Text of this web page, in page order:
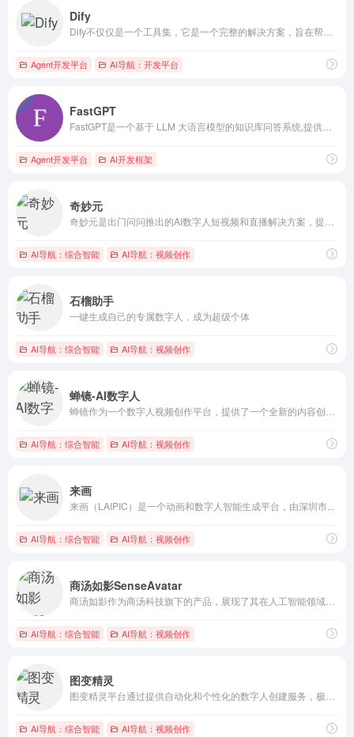
Dify
Agent开发平台 AI导航：开发平台
FastGPT
Agent开发平台 AI开发框架
奇妙元
AI导航：综合智能 AI导航：视频创作
石榴助手
一键生成自己的专属数字人，成为超级个体
AI导航：综合智能 AI导航：视频创作
蝉镜-AI数字人
AI导航：综合智能 AI导航：视频创作
来画
来画（LAIPIC）是一个动画和数字人智能生成平台，由深圳市...
AI导航：综合智能 AI导航：视频创作
商汤如影SenseAvatar
AI导航：综合智能 AI导航：视频创作
图变精灵
AI导航：综合智能 AI导航：视频创作